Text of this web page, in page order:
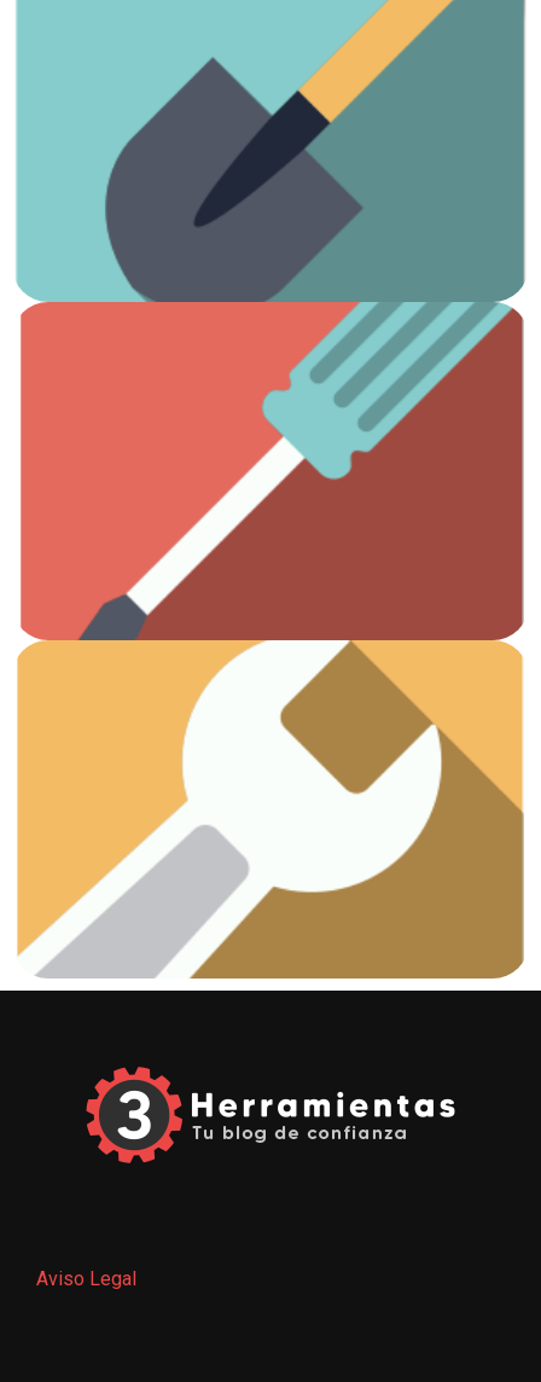
Jardinería
¡Es hora de arreglar el jardín!
Ver artículos
Otros
Todas las herramientas que necesitas.
Ver artículos
Fontanería
¡Vamos a arreglar esas fugas!
Ver artículos
Aviso Legal